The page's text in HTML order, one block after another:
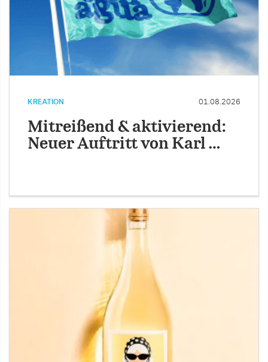
KREATION 01.08.2026
Mitreißend & aktivierend:
Neuer Auftritt von Karl …